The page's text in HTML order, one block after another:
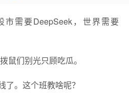
市需要DeepSeek，世界需要
鼠们别光只顾吃瓜。
。这个班教啥呢？